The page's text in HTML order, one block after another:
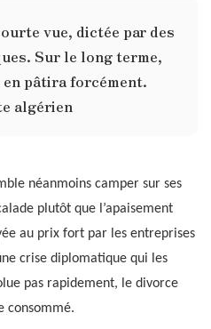
vue, dictée par des
Sur le long terme,
en pâtira forcément.
algérien
néanmoins camper sur ses
plutôt que l’apaisement
au prix fort par les entreprises
crise diplomatique qui les
pas rapidement, le divorce
consommé.